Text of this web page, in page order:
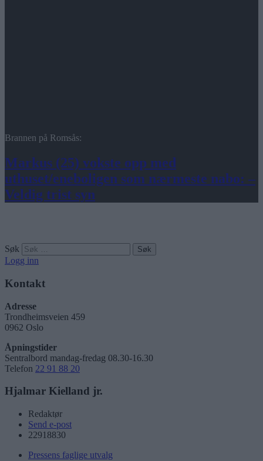
Brannen på Romsås:
Markus (25) vokste opp med
uthuset/eneboligen som nærmeste nabo: –
Veldig trist syn
Søk
Logg inn
Kontakt
Adresse
Trondheimsveien 459
0962 Oslo
Åpningstider
Sentralbord mandag-fredag 08.30-16.30
Telefon 22 91 88 20
Hjalmar Kielland jr.
Redaktør
Send e-post
22918830
Pressens faglige utvalg